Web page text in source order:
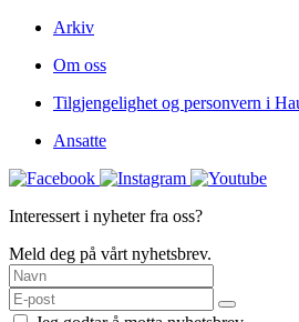
Arkiv
Om oss
Tilgjengelighet og personvern i
Ansatte
Interessert i nyheter fra oss?
Meld deg på vårt nyhetsbrev.